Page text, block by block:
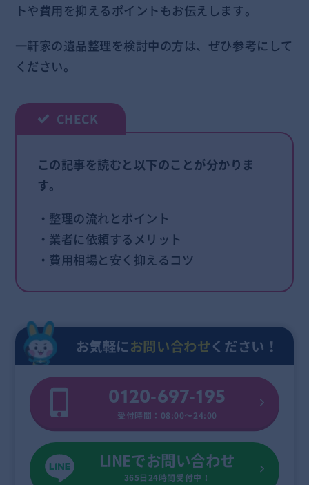
トや費用を抑えるポイントもお伝えします。
一軒家の遺品整理を検討中の方は、ぜひ参考にして
ください。
この記事を読むと以下のことが分かりま
す。
・整理の流れとポイント
・業者に依頼するメリット
・費用相場と安く抑えるコツ
お気軽にお問い合わせください！
0120-697-195
受付時間：08:00〜24:00
LINEでお問い合わせ
365日24時間受付中！